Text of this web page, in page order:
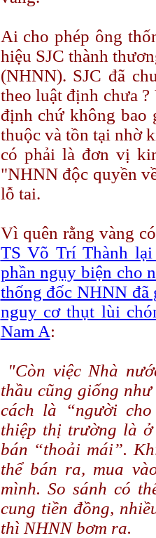
Ai cho phép ông
hiệu SJC thành
(NHNN). SJC đã
theo luật định chưa
định chứ không bao
thuộc và tồn tại nhờ
có phải là đơn vị
"NHNN độc quyền
lỗ tai.
Vì quên rằng vàng
TS Võ Trí Thành
phần ngụy biện cho
thống đốc NHNN đã
nguy cơ thụt lùi
Nam A:
"Còn việc Nhà
thầu cũng giống
cách là “người
thiệp thị trường là
bán “thoải mái”.
thể bán ra, mua
mình. So sánh có
cung tiền đồng,
thì NHNN bơm ra.